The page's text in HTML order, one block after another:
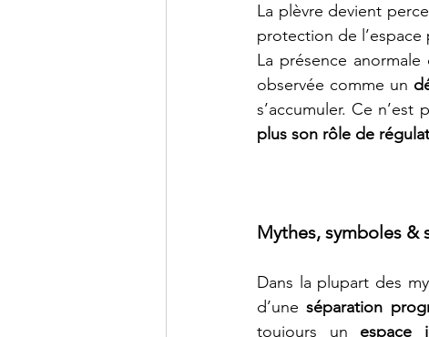
La plèvre devient
protection de l’espace
La présence
observée comme un
s’accumuler. Ce n’est
plus son rôle de
Mythes, symboles &
Dans la plupart des
d’une séparation
toujours un espace